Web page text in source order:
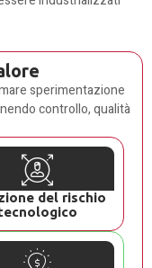
sperimentazione
controllo, qualità
del rischio